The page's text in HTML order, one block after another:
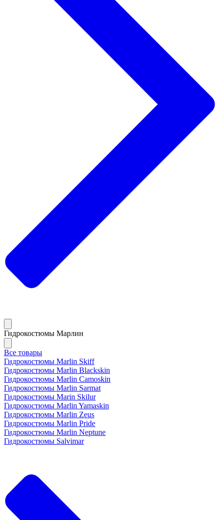
Гидрокостюмы Марлин
Все товары
Гидрокостюмы Marlin Skiff
Гидрокостюмы Marlin Blackskin
Гидрокостюмы Marlin Camoskin
Гидрокостюмы Marlin Sarmat
Гидрокостюмы Marin Skilur
Гидрокостюмы Marlin Yamaskin
Гидрокостюмы Marlin Zeus
Гидрокостюмы Marlin Pride
Гидрокостюмы Marlin Neptune
Гидрокостюмы Salvimar